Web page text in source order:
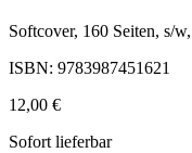
Softcover, 160 Seiten, s/
ISBN: 9783987451621
12,00 €
Sofort lieferbar